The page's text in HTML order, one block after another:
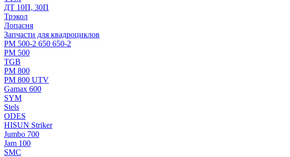
ДТ 10П, 30П
Трэкол
Лопасня
Запчасти для квадроциклов
РМ 500-2 650 650-2
РМ 500
TGB
РМ 800
РМ 800 UTV
Gamax 600
SYM
Stels
ОDЕS
HISUN Striker
Jumbo 700
Jam 100
SMC